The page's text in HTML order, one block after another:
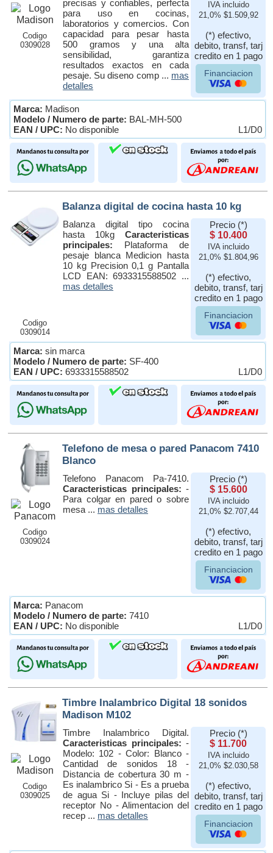
Codigo
0309028
precisas y confiables, perfecta
para uso en cocinas,
laboratorios y comercios. Con
capacidad para pesar hasta
500 gramos y una alta
sensibilidad, garantiza
resultados exactos en cada
pesaje. Su diseno comp ... mas
detalles
IVA incluido
21,0% $1.509,92
(*) efectivo,
debito, transf, tarj
credito en 1 pago
Financiacion
Marca: Madison
Modelo / Numero de parte: BAL-MH-500
EAN / UPC: No disponible L1/D0
Codigo
0309014
Balanza digital de cocina hasta 10 kg
Balanza digital tipo cocina
hasta 10kg Caracteristicas
principales: Plataforma de
pesaje blanca Medicion hasta
10 kg Precision 0,1 g Pantalla
LCD EAN: 6933315588502 ...
mas detalles
Precio (*)
$ 10.400
IVA incluido
21,0% $1.804,96
(*) efectivo,
debito, transf, tarj
credito en 1 pago
Financiacion
Marca: sin marca
Modelo / Numero de parte: SF-400
EAN / UPC: 6933315588502 L1/D0
Codigo
0309024
Telefono de mesa o pared Panacom 7410
Blanco
Telefono Panacom Pa-7410.
Caracteristicas principales: -
Para colgar en pared o sobre
mesa ... mas detalles
Precio (*)
$ 15.600
IVA incluido
21,0% $2.707,44
(*) efectivo,
debito, transf, tarj
credito en 1 pago
Financiacion
Marca: Panacom
Modelo / Numero de parte: 7410
EAN / UPC: No disponible L1/D0
Codigo
0309025
Timbre Inalambrico Digital 18 sonidos
Madison M102
Timbre Inalambrico Digital.
Caracteristicas principales: -
Modelo: 102 - Color: Blanco -
Cantidad de sonidos 18 -
Distancia de cobertura 30 m -
Es inalambrico Si - Es a prueba
de agua Si - Incluye pilas del
receptor No - Alimentacion del
recep ... mas detalles
Precio (*)
$ 11.700
IVA incluido
21,0% $2.030,58
(*) efectivo,
debito, transf, tarj
credito en 1 pago
Financiacion